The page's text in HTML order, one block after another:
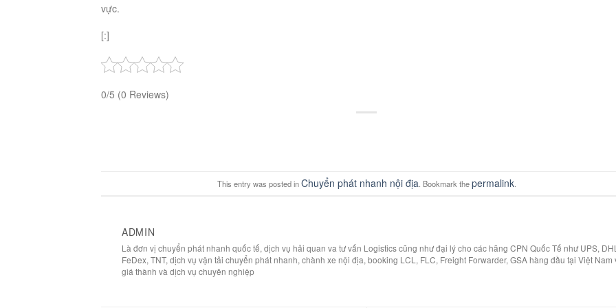
vực.
[:]
0/5 (0 Reviews)
This entry was posted inChuyển phát nhanh nội địa . Bookmark thepermalink.
ADMIN
Là đơn vị chuyển phát nhanh quốc tế, dịch vụ hải quan va tư vấn Logistics cũng như đại lý cho các hãng CPN Quốc Tế như UPS, DHL
FeDex, TNT, dịch vụ vận tải chuyển phát nhanh, chành xe nội địa, booking LCL, FLC, Freight Forwarder, GSA hàng đầu tại Việt Nam
giá thành và dịch vụ chuyên nghiệp